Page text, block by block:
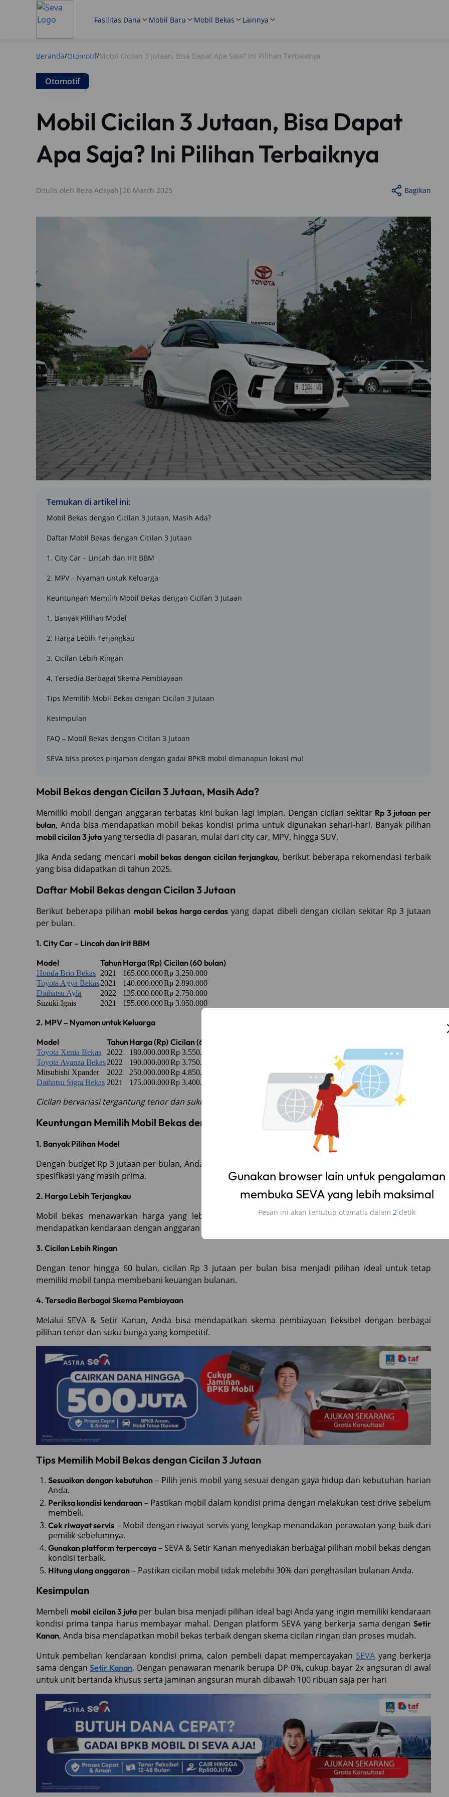
Fasilitas Dana Mobil Baru Mobil Bekas Lainnya
Beranda/Otomotif/Mobil Cicilan 3 Jutaan, Bisa Dapat Apa Saja? Ini Pilihan Terbaiknya
Otomotif
Mobil Cicilan 3 Jutaan, Bisa Dapat
Apa Saja? Ini Pilihan Terbaiknya
Ditulis oleh Reza Adsyah | 20 March 2025 Bagikan
Temukan di artikel ini:
Mobil Bekas dengan Cicilan 3 Jutaan, Masih Ada?
Daftar Mobil Bekas dengan Cicilan 3 Jutaan
1. City Car – Lincah dan Irit BBM
2. MPV – Nyaman untuk Keluarga
Keuntungan Memilih Mobil Bekas dengan Cicilan 3 Jutaan
1. Banyak Pilihan Model
2. Harga Lebih Terjangkau
3. Cicilan Lebih Ringan
4. Tersedia Berbagai Skema Pembiayaan
Tips Memilih Mobil Bekas dengan Cicilan 3 Jutaan
Kesimpulan
FAQ – Mobil Bekas dengan Cicilan 3 Jutaan
SEVA bisa proses pinjaman dengan gadai BPKB mobil dimanapun lokasi mu!
Mobil Bekas dengan Cicilan 3 Jutaan, Masih Ada?
Memiliki mobil dengan anggaran terbatas kini bukan lagi impian. Dengan cicilan sekitar Rp 3 jutaan per
bulan, Anda bisa mendapatkan mobil bekas kondisi prima untuk digunakan sehari-hari. Banyak pilihan
mobil cicilan 3 juta yang tersedia di pasaran, mulai dari city car, MPV, hingga SUV.
Jika Anda sedang mencari mobil bekas dengan cicilan terjangkau, berikut beberapa rekomendasi terbaik
yang bisa didapatkan di tahun 2025.
Daftar Mobil Bekas dengan Cicilan 3 Jutaan
Berikut beberapa pilihan mobil bekas harga cerdas yang dapat dibeli dengan cicilan sekitar Rp 3 jutaan
per bulan.
1. City Car – Lincah dan Irit BBM
Model
TahunHarga (Rp) Cicilan (60 bulan)
Honda Brio Bekas 2021 165.000.000Rp 3.250.000
Toyota Agya Bekas2021 140.000.000Rp 2.890.000
Daihatsu Ayla
2022 135.000.000Rp 2.750.000
Suzuki Ignis
2021 155.000.000Rp 3.050.000
2. MPV – Nyaman untuk Keluarga
Model
TahunHarga (Rp) Cicilan (60 bulan)
Toyota Xenia Bekas 2022 180.000.000Rp 3.550.000
Toyota Avanza Bekas2022 190.000.000Rp 3.750.000
Mitsubishi Xpander
2022 250.000.000Rp 4.850.000
Daihatsu Sigra Bekas 2021 175.000.000Rp 3.400.000
Cicilan bervariasi tergantung tenor dan suku bunga yang berlaku.
Keuntungan Memilih Mobil Bekas dengan Cicilan 3 Jutaan
1. Banyak Pilihan Model
Dengan budget Rp 3 jutaan per bulan, Anda bisa mendapatkan city car, MPV, hingga SUV bekas dengan
spesifikasi yang masih prima.
2. Harga Lebih Terjangkau
Mobil bekas menawarkan harga yang lebih murah dibandingkan mobil baru, sehingga Anda bisa
mendapatkan kendaraan dengan anggaran yang lebih hemat.
3. Cicilan Lebih Ringan
Dengan tenor hingga 60 bulan, cicilan Rp 3 jutaan per bulan bisa menjadi pilihan ideal untuk tetap
memiliki mobil tanpa membebani keuangan bulanan.
4. Tersedia Berbagai Skema Pembiayaan
Melalui SEVA & Setir Kanan, Anda bisa mendapatkan skema pembiayaan fleksibel dengan berbagai
pilihan tenor dan suku bunga yang kompetitif.
Tips Memilih Mobil Bekas dengan Cicilan 3 Jutaan
Sesuaikan dengan kebutuhan– Pilih jenis mobil yang sesuai dengan gaya hidup dan kebutuhan harian
Anda.
Periksa kondisi kendaraan – Pastikan mobil dalam kondisi prima dengan melakukan test drive sebelum
membeli.
Cek riwayat servis – Mobil dengan riwayat servis yang lengkap menandakan perawatan yang baik dari
pemilik sebelumnya.
Gunakan platform terpercaya – SEVA & Setir Kanan menyediakan berbagai pilihan mobil bekas dengan
kondisi terbaik.
Hitung ulang anggaran – Pastikan cicilan mobil tidak melebihi 30% dari penghasilan bulanan Anda.
Kesimpulan
Membeli mobil cicilan 3 juta per bulan bisa menjadi pilihan ideal bagi Anda yang ingin memiliki kendaraan
kondisi prima tanpa harus membayar mahal. Dengan platform SEVA yang berkerja sama dengan Setir
Kanan, Anda bisa mendapatkan mobil bekas terbaik dengan skema cicilan ringan dan proses mudah.
Untuk pembelian kendaraan kondisi prima, calon pembeli dapat mempercayakan SEVA yang berkerja
sama denganSetir Kanan. Dengan penawaran menarik berupa DP 0%, cukup bayar 2x angsuran di awal
untuk unit bertanda khusus serta jaminan angsuran murah dibawah 100 ribuan saja per hari